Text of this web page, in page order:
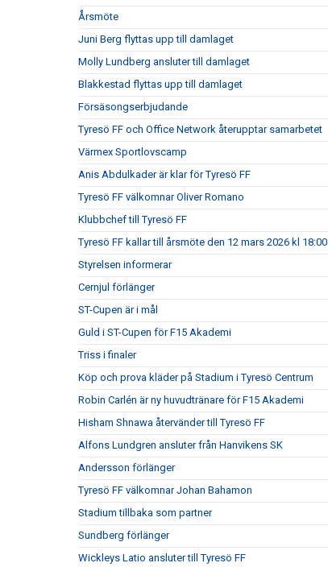
Årsmöte
Juni Berg flyttas upp till damlaget
Molly Lundberg ansluter till damlaget
Blakkestad flyttas upp till damlaget
Försäsongserbjudande
Tyresö FF och Office Network återupptar samarbetet
Värmex Sportlovscamp
Anis Abdulkader är klar för Tyresö FF
Tyresö FF välkomnar Oliver Romano
Klubbchef till Tyresö FF
Tyresö FF kallar till årsmöte den 12 mars 2026 kl 18:00
Styrelsen informerar
Cernjul förlänger
ST-Cupen är i mål
Guld i ST-Cupen för F15 Akademi
Triss i finaler
Köp och prova kläder på Stadium i Tyresö Centrum
Robin Carlén är ny huvudtränare för F15 Akademi
Hisham Shnawa återvänder till Tyresö FF
Alfons Lundgren ansluter från Hanvikens SK
Andersson förlänger
Tyresö FF välkomnar Johan Bahamon
Stadium tillbaka som partner
Sundberg förlänger
Wickleys Latio ansluter till Tyresö FF